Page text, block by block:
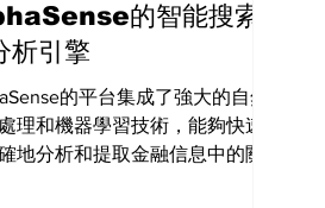
的智能搜索
析引擎
的平台集成了強大的自然
理和機器學習技術，能夠快速
地分析和提取金融信息中的關